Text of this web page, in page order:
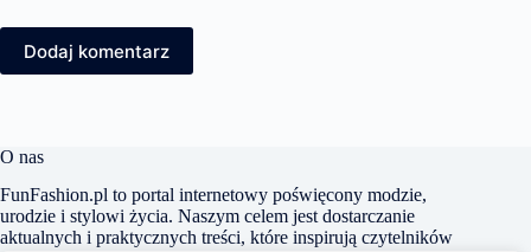
Dodaj komentarz
O nas
FunFashion.pl to portal internetowy poświęcony modzie,
urodzie i stylowi życia. Naszym celem jest dostarczanie
aktualnych i praktycznych treści, które inspirują czytelników